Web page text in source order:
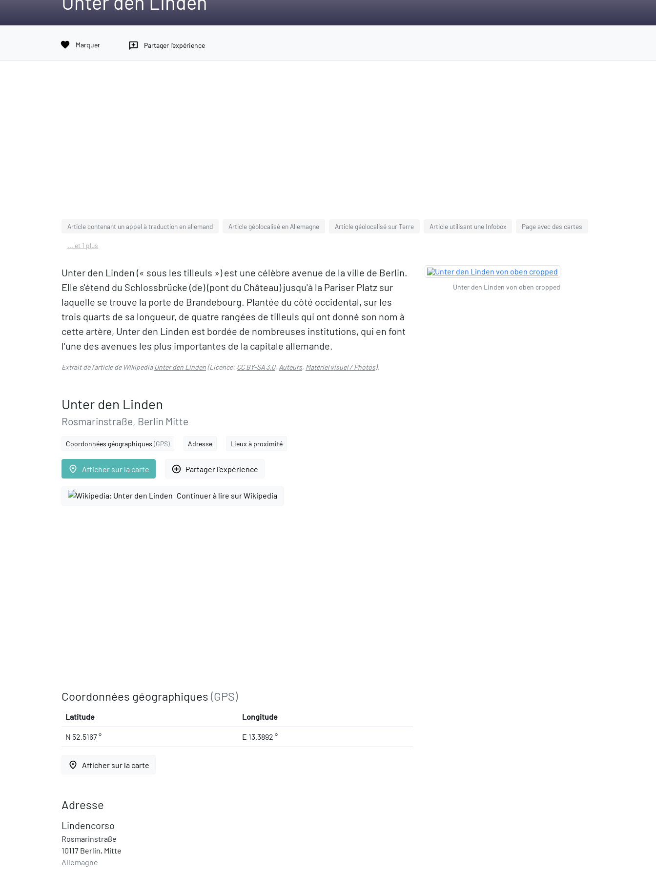
favorite Marquer reviews Partager l'expérience
Article contenant un appel à traduction en allemand Article géolocalisé en Allemagne Article géolocalisé sur Terre Article utilisant une Infobox Page avec des cartes
... et 1 plus
Unter den Linden (« sous les tilleuls ») est une célèbre avenue de la ville de Berlin.
Elle s'étend du Schlossbrücke (de) (pont du Château) jusqu'à la Pariser Platz sur
laquelle se trouve la porte de Brandebourg. Plantée du côté occidental, sur les
trois quarts de sa longueur, de quatre rangées de tilleuls qui ont donné son nom à
cette artère, Unter den Linden est bordée de nombreuses institutions, qui en font
l'une des avenues les plus importantes de la capitale allemande.
Extrait de l'article de Wikipedia Unter den Linden(Licence: CC BY-SA 3.0, Auteurs, Matériel visuel / Photos).
Unter den Linden
Rosmarinstraße, Berlin Mitte
Coordonnées géographiques (GPS) Adresse Lieux à proximité
place Afficher sur la carte add_circle_outline Partager l'expérience
Continuer à lire sur Wikipedia
Coordonnées géographiques (GPS)
Latitude Longitude
N 52.5167 ° E 13.3892 °
place Afficher sur la carte
Adresse
Lindencorso
Rosmarinstraße
10117 Berlin, Mitte
Allemagne
Unter den Linden von oben cropped